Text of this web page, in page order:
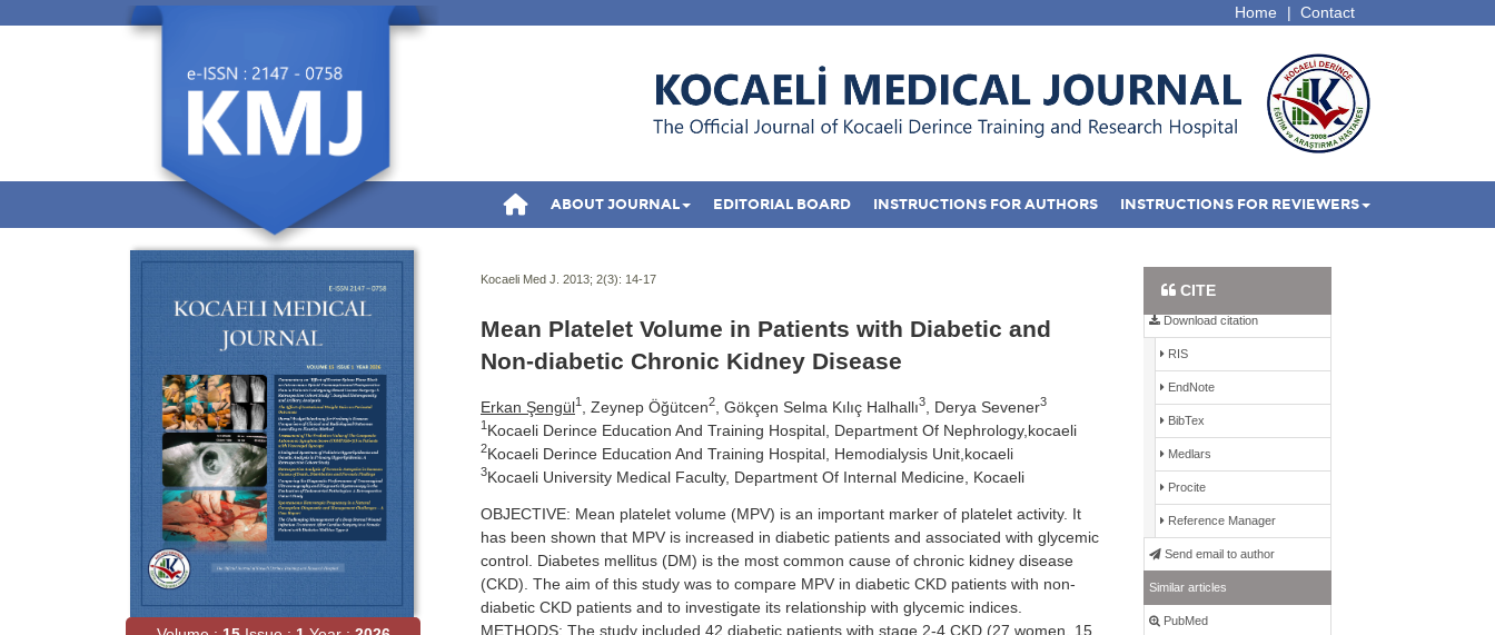
Contact
Home |
ABOUT JOURNAL EDITORIAL BOARD INSTRUCTIONS FOR AUTHORS INSTRUCTIONS FOR REVIEWERS
Kocaeli Med J. 2013; 2(3): 14-17
Mean Platelet Volume in Patients with Diabetic and
Non-diabetic Chronic Kidney Disease
Erkan Şengül1 , Zeynep Öğütcen2 , Gökçen Selma Kılıç Halhallı3 , Derya Sevener3
1 Kocaeli Derince Education And Training Hospital, Department Of Nephrology,kocaeli
2Kocaeli Derince Education And Training Hospital, Hemodialysis Unit,kocaeli
3Kocaeli University Medical Faculty, Department Of Internal Medicine, Kocaeli
OBJECTIVE: Mean platelet volume (MPV) is an important marker of platelet activity. It
has been shown that MPV is increased in diabetic patients and associated with glycemic
control. Diabetes mellitus (DM) is the most common cause of chronic kidney disease
(CKD). The aim of this study was to compare MPV in diabetic CKD patients with non-
diabetic CKD patients and to investigate its relationship with glycemic indices.
METHODS: The study included 42 diabetic patients with stage 2-4 CKD (27 women, 15
CITE
Full Text PDF
Download citation
RIS
EndNote
BibTex
Medlars
Procite
Reference Manager
Send email to author
Similar articles
PubMed